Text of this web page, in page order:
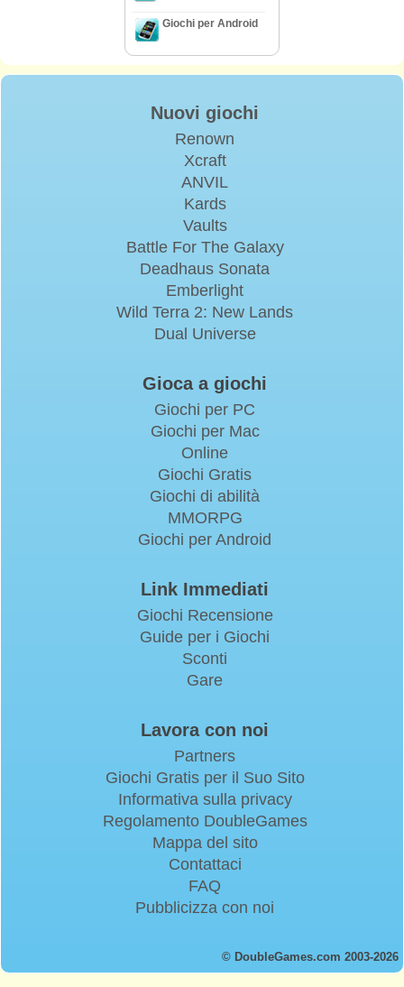
Giochi per Android
Nuovi giochi
Renown
Xcraft
ANVIL
Kards
Vaults
Battle For The Galaxy
Deadhaus Sonata
Emberlight
Wild Terra 2: New Lands
Dual Universe
Gioca a giochi
Giochi per PC
Giochi per Mac
Online
Giochi Gratis
Giochi di abilità
MMORPG
Giochi per Android
Link Immediati
Giochi Recensione
Guide per i Giochi
Sconti
Gare
Lavora con noi
Partners
Giochi Gratis per il Suo Sito
Informativa sulla privacy
Regolamento DoubleGames
Mappa del sito
Contattaci
FAQ
Pubblicizza con noi
© DoubleGames.com 2003-2026